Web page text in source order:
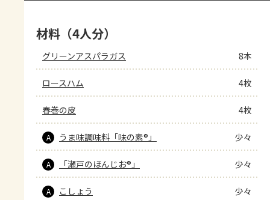
材料（4人分）
グリーンアスパラガス 8本
ロースハム 4枚
春巻の皮 4枚
A うま味調味料「味の素®」 少々
A 「瀬戸のほんじお®」 少々
A こしょう 少々